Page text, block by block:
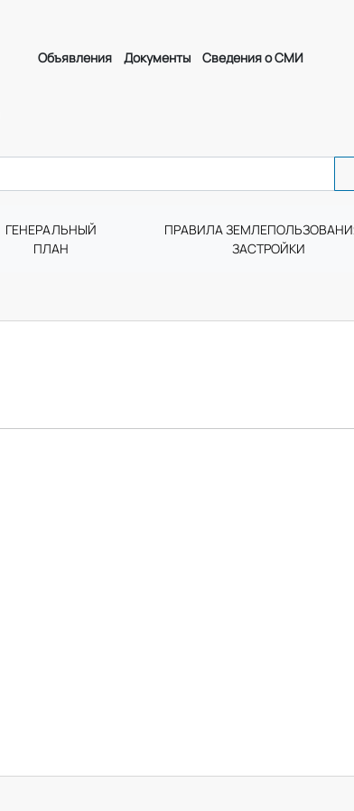
Объявления Документы Сведения о СМИ
ГЕНЕРАЛЬНЫЙ
ПЛАН
ПРАВИЛА
ЗАСТРОЙКИ